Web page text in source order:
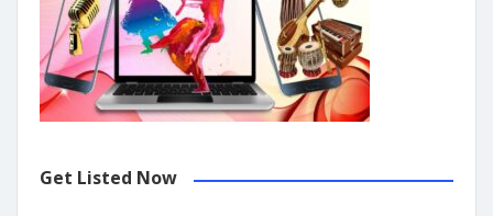
Get Listed Now